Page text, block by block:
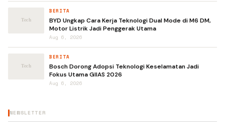
BERITA
BYD Ungkap Cara Kerja Teknologi Dual Mode di M6 DM,
Motor Listrik Jadi Penggerak Utama
Aug 6, 2026
BERITA
Bosch Dorong Adopsi Teknologi Keselamatan Jadi
Fokus Utama GIIAS 2026
Aug 6, 2026
NEWSLETTER